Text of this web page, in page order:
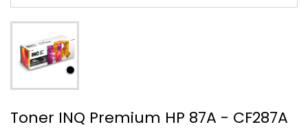
Toner INQ Premium HP 87A - CF287A